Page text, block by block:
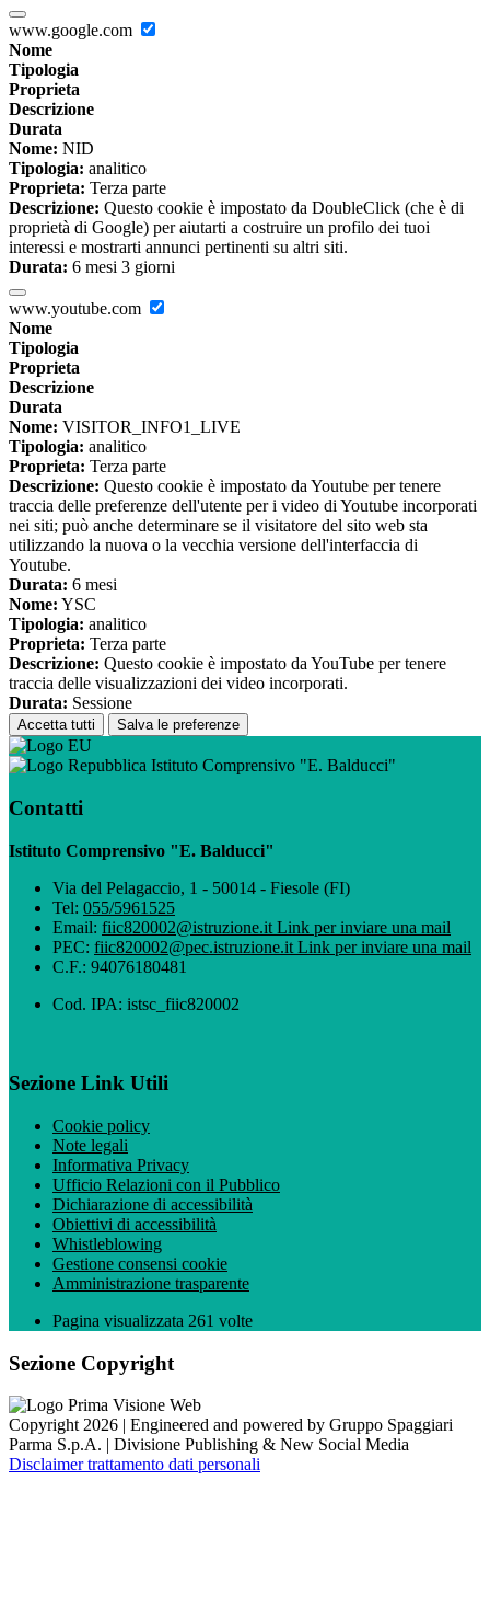
www.google.com
Nome
Tipologia
Proprieta
Descrizione
Durata
Nome: NID
Tipologia: analitico
Proprieta: Terza parte
Descrizione: Questo cookie è impostato da DoubleClick (che è di
proprietà di Google) per aiutarti a costruire un profilo dei tuoi
interessi e mostrarti annunci pertinenti su altri siti.
Durata: 6 mesi 3 giorni
www.youtube.com
Nome
Tipologia
Proprieta
Descrizione
Durata
Nome: VISITOR_INFO1_LIVE
Tipologia: analitico
Proprieta: Terza parte
Descrizione: Questo cookie è impostato da Youtube per tenere
traccia delle preferenze dell'utente per i video di Youtube incorporati
nei siti; può anche determinare se il visitatore del sito web sta
utilizzando la nuova o la vecchia versione dell'interfaccia di
Youtube.
Durata: 6 mesi
Nome: YSC
Tipologia: analitico
Proprieta: Terza parte
Descrizione: Questo cookie è impostato da YouTube per tenere
traccia delle visualizzazioni dei video incorporati.
Durata: Sessione
Accetta tutti Salva le preferenze
Istituto Comprensivo "E. Balducci"
Contatti
Istituto Comprensivo "E. Balducci"
Via del Pelagaccio, 1 - 50014 - Fiesole (FI)
Tel: 055/5961525
Email: fiic820002@istruzione.it Link per inviare una mail
PEC: fiic820002@pec.istruzione.it Link per inviare una mail
C.F.: 94076180481
Cod. IPA: istsc_fiic820002
Sezione Link Utili
Cookie policy
Note legali
Informativa Privacy
Ufficio Relazioni con il Pubblico
Dichiarazione di accessibilità
Obiettivi di accessibilità
Whistleblowing
Gestione consensi cookie
Amministrazione trasparente
Pagina visualizzata 261 volte
Sezione Copyright
Copyright 2026 | Engineered and powered by Gruppo Spaggiari
Parma S.p.A. | Divisione Publishing & New Social Media
Disclaimer trattamento dati personali